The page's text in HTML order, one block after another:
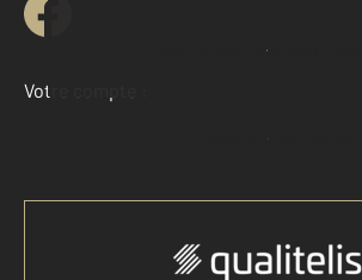
Demander une
Votre compte :
Accéder à mon compte